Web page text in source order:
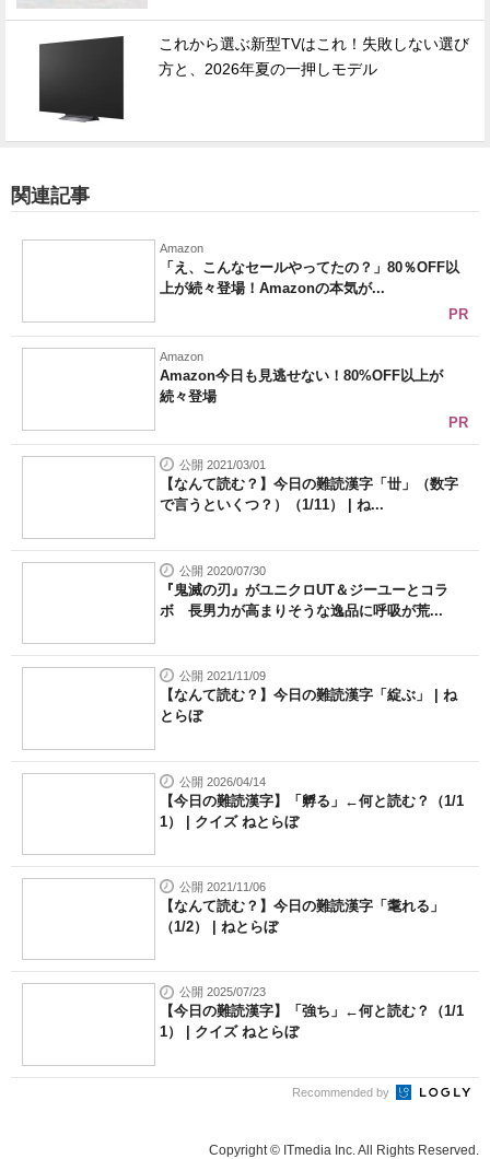
これから選ぶ新型TVはこれ！失敗しない選び
方と、2026年夏の一押しモデル
関連記事
Amazon
「え、こんなセールやってたの？」80％OFF以
上が続々登場！Amazonの本気が...
PR
Amazon
Amazon今日も見逃せない！80%OFF以上が
続々登場
PR
公開 2021/03/01
【なんて読む？】今日の難読漢字「丗」（数字
で言うといくつ？）（1/11） | ね...
公開 2020/07/30
『鬼滅の刃』がユニクロUT＆ジーユーとコラ
ボ 長男力が高まりそうな逸品に呼吸が荒...
公開 2021/11/09
【なんて読む？】今日の難読漢字「綻ぶ」 | ね
とらぼ
公開 2026/04/14
【今日の難読漢字】「孵る」←何と読む？（1/1
1） | クイズ ねとらぼ
公開 2021/11/06
【なんて読む？】今日の難読漢字「耄れる」
（1/2） | ねとらぼ
公開 2025/07/23
【今日の難読漢字】「強ち」←何と読む？（1/1
1） | クイズ ねとらぼ
Recommended by
Copyright © ITmedia Inc. All Rights Reserved.